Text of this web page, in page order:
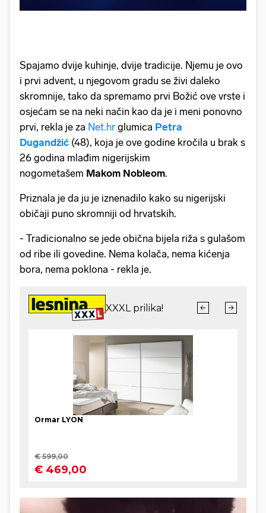
Spajamo dvije kuhinje, dvije tradicije. Njemu je ovo
i prvi advent, u njegovom gradu se živi daleko
skromnije, tako da spremamo prvi Božić ove vrste i
osjećam se na neki način kao da je i meni ponovno
prvi, rekla je za Net.hr glumica Petra
Dugandžić (48), koja je ove godine kročila u brak s
26 godina mlađim nigerijskim
nogometašem Makom Nobleom.
Priznala je da ju je iznenadilo kako su nigerijski
običaji puno skromniji od hrvatskih.
- Tradicionalno se jede obična bijela riža s gulašom
od ribe ili govedine. Nema kolača, nema kićenja
bora, nema poklona - rekla je.